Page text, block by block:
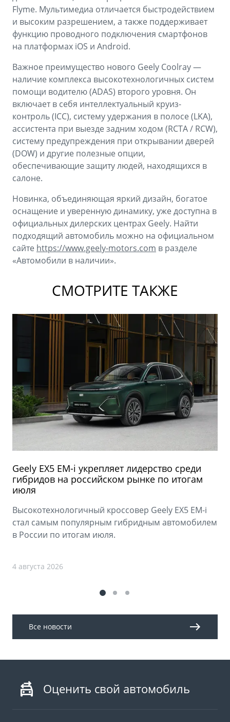
Flyme. Мультимедиа отличается быстродействием
и высоким разрешением, а также поддерживает
функцию проводного подключения смартфонов
на платформах iOS и Android.
Важное преимущество нового Geely Coolray —
наличие комплекса высокотехнологичных систем
помощи водителю (ADAS) второго уровня. Он
включает в себя интеллектуальный круиз-
контроль (ICC), систему удержания в полосе (LKA),
ассистента при выезде задним ходом (RCTA / RCW),
систему предупреждения при открывании дверей
(DOW) и другие полезные опции,
обеспечивающие защиту людей, находящихся в
салоне.
Новинка, объединяющая яркий дизайн, богатое
оснащение и уверенную динамику, уже доступна в
официальных дилерских центрах Geely. Найти
подходящий автомобиль можно на официальном
сайте https://www.geely-motors.com в разделе
«Автомобили в наличии».
СМОТРИТЕ ТАКЖЕ
Geely EX5 EM-i укрепляет лидерство среди
гибридов на российском рынке по итогам
июля
Высокотехнологичный кроссовер Geely EX5 EM-i
стал самым популярным гибридным автомобилем
в России по итогам июля.
4 августа 2026
Все новости
Оценить свой автомобиль